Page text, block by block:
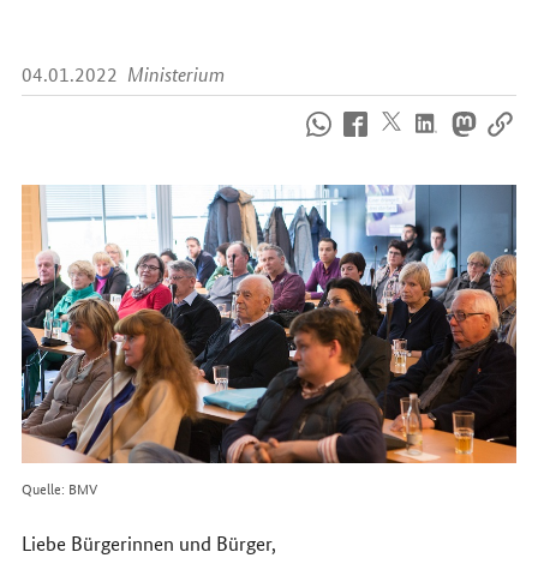
04.01.2022 Ministerium
uns
Internet
Quelle: BMV
Liebe Bürgerinnen und Bürger,